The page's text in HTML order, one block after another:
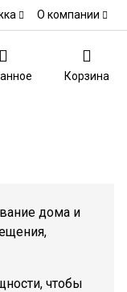
О компании
Корзина
дома и
чтобы